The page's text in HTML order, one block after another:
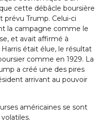
cette débâcle boursière
prévu Trump. Celui-ci
la campagne comme le
et avait affirmé à
était élue, le résultat
comme en 1929. La
a créé une des pires
arrivant au pouvoir
américaines se sont